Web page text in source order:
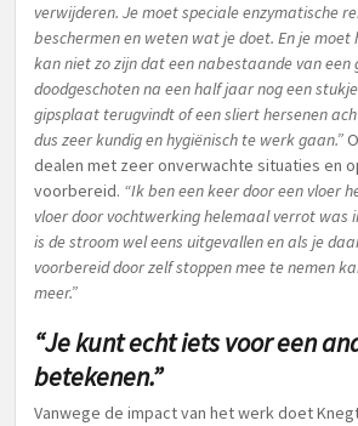
verwijderen. Je moet speciale enzymatische
beschermen en weten wat je doet. En je moet
kan niet zo zijn dat een nabestaande van een
doodgeschoten na een half jaar nog een
gipsplaat terugvindt of een sliert hersenen
dus zeer kundig en hygiënisch te werk gaan.”
dealen met zeer onverwachte situaties en
voorbereid. “Ik ben een keer door een vloer
vloer door vochtwerking helemaal verrot was
is de stroom wel eens uitgevallen en als je
voorbereid door zelf stoppen mee te nemen
meer.”
“Je kunt echt iets voor een
betekenen.”
Vanwege de impact van het werk doet